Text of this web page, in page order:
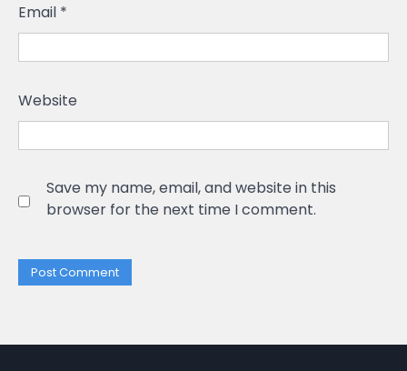
Email *
Website
Save my name, email, and website in this
browser for the next time I comment.